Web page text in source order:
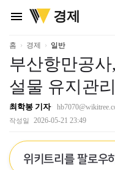
menu
위
키
리
경제
홈 경제 일반
부산항만공사
설물 유지관
최학봉 기자
작성일 2026-05-21 23:49
위키트리를 팔로우